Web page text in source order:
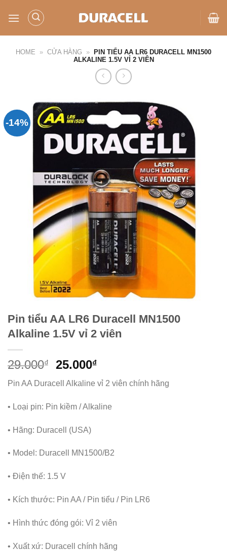
qua
HOME » CỬA HÀNG »
PIN TIỂU AA LR6 DURACELL MN1500
ALKALINE 1.5V VỈ 2 VIÊN
-14%
Pin tiểu AA LR6 Duracell MN1500
Alkaline 1.5V vỉ 2 viên
29.000₫
Giá
là:
29.000₫.
25.000₫Giá
hiện
tại
là:
25.000₫.
Pin AA Duracell Alkaline vỉ 2 viên chính hãng
• Loại pin: Pin kiềm / Alkaline
• Hãng: Duracell (USA)
• Model: Duracell MN1500/B2
• Điện thế: 1.5 V
• Kích thước: Pin AA / Pin tiểu / Pin LR6
• Hình thức đóng gói: Vỉ 2 viên
• Xuất xứ: Duracell chính hãng